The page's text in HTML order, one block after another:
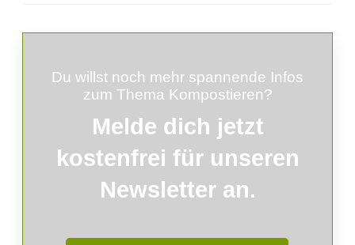
Du willst noch mehr spannende Infos
zum Thema Kompostieren?
Melde dich jetzt
kostenfrei für unseren
Newsletter an.